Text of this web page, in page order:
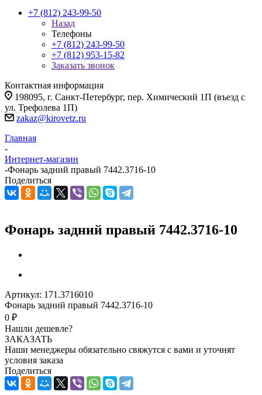
+7 (812) 243-99-50
Назад
Телефоны
+7 (812) 243-99-50
+7 (812) 953-15-82
Заказать звонок
Контактная информация
198095, г. Санкт-Петербург, пер. Химический 1П (въезд с
ул. Трефолева 1П)
zakaz@kirovetz.ru
Главная
-
Интернет-магазин
-Фонарь задний правый 7442.3716-10
Поделиться
Фонарь задний правый 7442.3716-10
Артикул: 171.3716010
Фонарь задний правый 7442.3716-10
0 ₽
Нашли дешевле?
ЗАКАЗАТЬ
Наши менеджеры обязательно свяжутся с вами и уточнят
условия заказа
Поделиться